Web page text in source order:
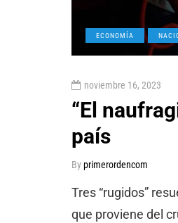
ECONOMÍA
noviembre 16, 2023
“El
país
Byprimerordencom
Tres “rugidos”
que proviene del